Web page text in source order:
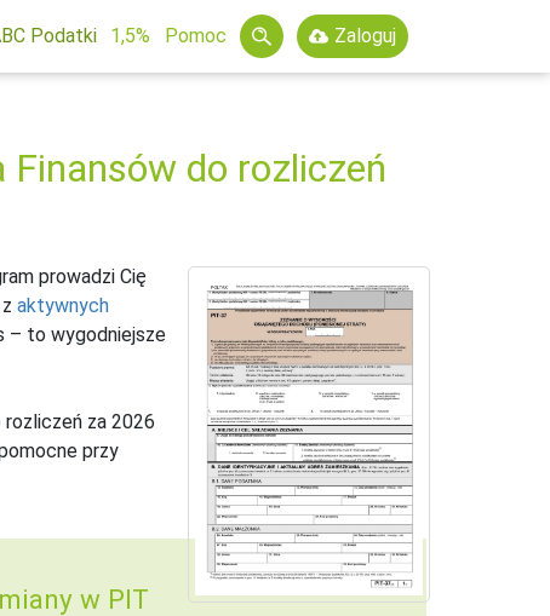
Podatki 1,5% Pomoc Zaloguj
do rozliczeń
prowadzi Cię
aktywnych
– to wygodniejsze
za 2026
przy
w PIT